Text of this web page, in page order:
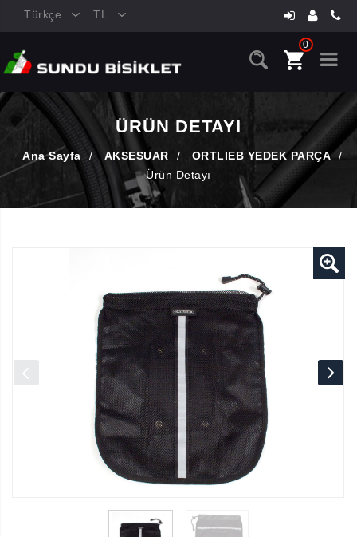
Türkçe TL
0
ÜRÜN DETAYI
Ana Sayfa / AKSESUAR / ORTLIEB YEDEK PARÇA
/
Ürün Detayı